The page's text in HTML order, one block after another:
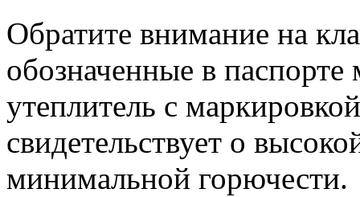
Обратите внимание на
обозначенные в
утеплитель с
свидетельствует о
минимальной горючести.